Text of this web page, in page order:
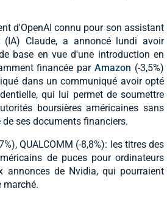
d'OpenAI connu pour son assistant
(IA) Claude, a annoncé lundi avoir
base en vue d'une introduction en
financée parAmazon (-3,5%)
dans un communiqué avoir opté
qui lui permet de soumettre
boursières américaines sans
ses documents financiers.
QUALCOMM (-8,8%): les titres des
de puces pour ordinateurs
annonces de Nvidia, qui pourraient
marché.